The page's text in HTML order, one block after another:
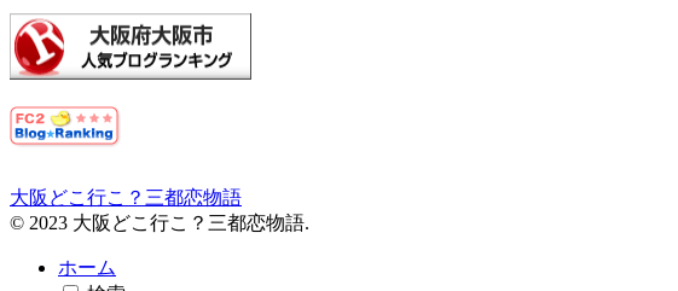
大阪どこ行こ？三都恋物語
© 2023 大阪どこ行こ？三都恋物語.
ホーム